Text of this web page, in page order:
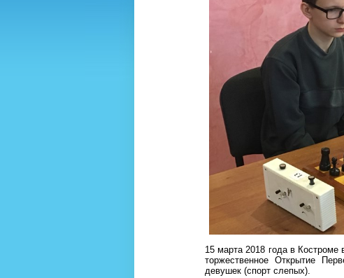
15 марта 2018 года в
торжественное Открытие
девушек (спорт слепых).